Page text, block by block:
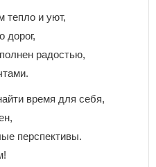
тепло и уют,
дорог,
радостью,
время для себя,
перспективы.